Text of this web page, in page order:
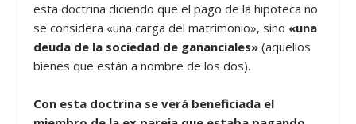
esta doctrina diciendo que el pago de la hipoteca no
se considera «una carga del matrimonio», sino «una
deuda de la sociedad de gananciales» (aquellos
bienes que están a nombre de los dos).
Con esta doctrina se verá beneficiada el